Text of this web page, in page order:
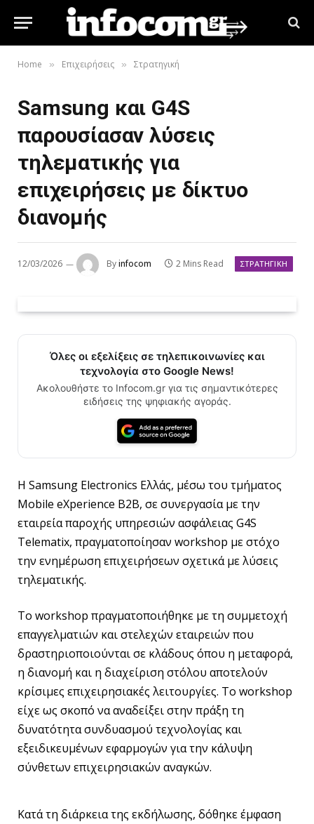
Home » Επιχειρήσεις » Στρατηγική
Samsung και G4S
παρουσίασαν λύσεις
τηλεματικής για
επιχειρήσεις με δίκτυο
διανομής
12/03/2026 Byinfocom 2 Mins Read ΣΤΡΑΤΗΓΙΚΉ
Όλες οι εξελίξεις σε τηλεπικοινωνίες και
τεχνολογία στο Google News!
Ακολουθήστε το Infocom.gr για τις σημαντικότερες
ειδήσεις της ψηφιακής αγοράς.
Η Samsung Electronics Ελλάς, μέσω του τμήματος
Mobile eXperience B2B, σε συνεργασία με την
εταιρεία παροχής υπηρεσιών ασφάλειας G4S
Telematix, πραγματοποίησαν workshop με στόχο
την ενημέρωση επιχειρήσεων σχετικά με λύσεις
τηλεματικής.
Το workshop πραγματοποιήθηκε με τη συμμετοχή
επαγγελματιών και στελεχών εταιρειών που
δραστηριοποιούνται σε κλάδους όπου η μεταφορά,
η διανομή και η διαχείριση στόλου αποτελούν
κρίσιμες επιχειρησιακές λειτουργίες. Το workshop
είχε ως σκοπό να αναδείξει στην πράξη τη
δυνατότητα συνδυασμού τεχνολογίας και
εξειδικευμένων εφαρμογών για την κάλυψη
σύνθετων επιχειρησιακών αναγκών.
Κατά τη διάρκεια της εκδήλωσης, δόθηκε έμφαση